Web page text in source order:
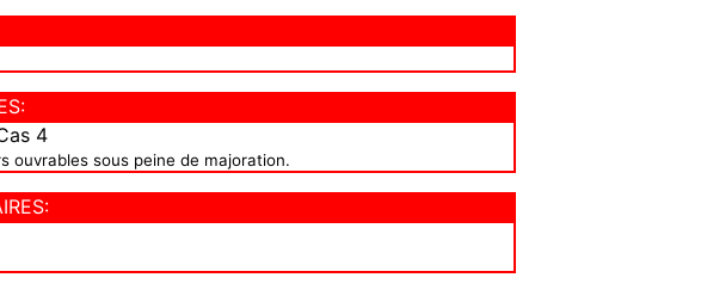
4
ouvrables sous peine de majoration.